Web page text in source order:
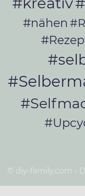
#nähen
© diy-family.com -